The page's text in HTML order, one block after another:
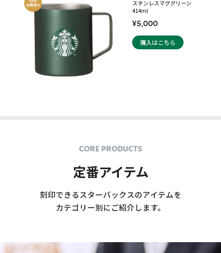
ステンレスマググリーン
414ml
¥5,000
購入はこちら
CORE PRODUCTS
定番アイテム
刻印できるスターバックスのアイテムを
カテゴリー別にご紹介します。